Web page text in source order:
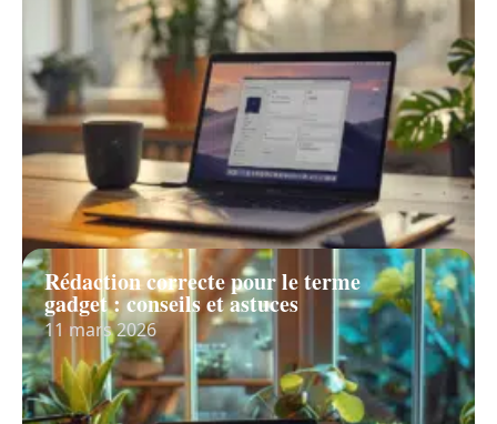
Rédaction correcte pour le terme
gadget : conseils et astuces
11 mars 2026